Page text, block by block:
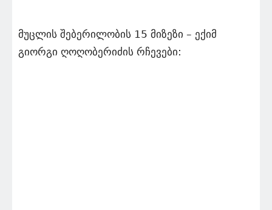
მუცლის შებერილობის 15 მიზეზი – ექიმ
გიორგი ღოღობერიძის რჩევები: